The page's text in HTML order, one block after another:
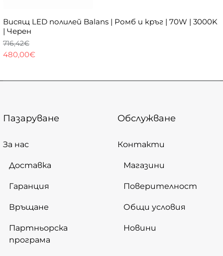
Висящ LED полилей Balans | Ромб и кръг | 70W | 3000K
| Черен
480,00€
716,42€
Пазаруване
За нас
Доставка
Гаранция
Връщане
Партньорска
програма
Обслужване
Контакти
Магазини
Поверителност
Общи условия
Новини